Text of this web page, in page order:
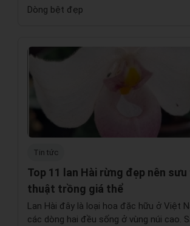
Dòng bệt đẹp
Tin tức
Top 11 lan Hài rừng đẹp nên
thuật trồng giá thể
Lan Hài đây là loại hoa đặc hữu ở Việt
các dòng hai đều sống ở vùng núi cao.